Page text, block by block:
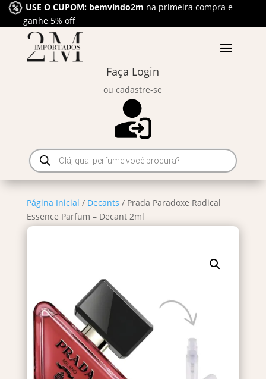
USE O CUPOM: bemvindo2m na primeira compra e
ganhe 5% off
Faça Login
ou cadastre-se
Pesquisar
produtos
Página Inicial / Decants / Prada Paradoxe Radical
Essence Parfum – Decant 2ml